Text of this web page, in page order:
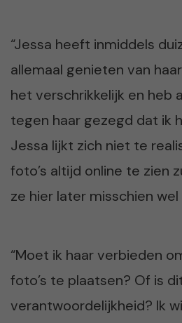
“Jessa heeft inmiddels
allemaal genieten van
het verschrikkelijk en heb
tegen haar gezegd dat ik
Jessa lijkt zich niet te
foto’s altijd online te zien
ze hier later misschien
“Moet ik haar verbieden
foto’s te plaatsen? Of is
verantwoordelijkheid? Ik